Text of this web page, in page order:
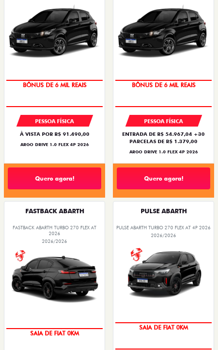
TAXA ZERO
PESSOA FÍSICA
À VISTA POR R$ 91.490,00
ARGO DRIVE 1.0 FLEX 4P 2026
Quero agora!
TAXA ZERO
PESSOA FÍSICA
ENTRADA DE R$ 54.967,04 +30
PARCELAS DE R$ 1.379,00
ARGO DRIVE 1.0 FLEX 4P 2026
Quero agora!
FASTBACK ABARTH
FASTBACK ABARTH TURBO 270 FLEX AT
2026
2026/2026
PREÇO IMPERDÍVEL
PULSE ABARTH
PULSE ABARTH TURBO 270 FLEX AT 4P 2026
2026/2026
OPORTUNIDADE